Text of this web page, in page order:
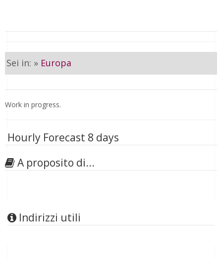
Sei in: » Europa
Work in progress.
Hourly Forecast 8 days
A proposito di...
Indirizzi utili